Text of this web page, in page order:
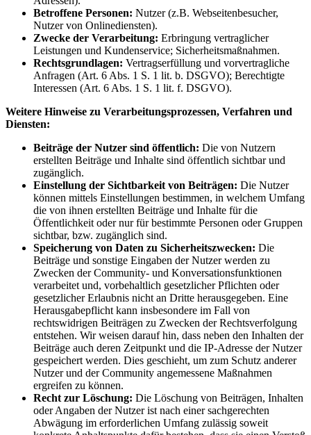
Betroffene Personen: Nutzer (z.B. Webseitenbesucher,
Nutzer von Onlinediensten).
Zwecke der Verarbeitung: Erbringung vertraglicher
Leistungen und Kundenservice; Sicherheitsmaßnahmen.
Rechtsgrundlagen: Vertragserfüllung und vorvertragliche
Anfragen (Art. 6 Abs. 1 S. 1 lit. b. DSGVO); Berechtigte
Interessen (Art. 6 Abs. 1 S. 1 lit. f. DSGVO).
Weitere Hinweise zu Verarbeitungsprozessen, Verfahren und
Diensten:
Beiträge der Nutzer sind öffentlich: Die von Nutzern
erstellten Beiträge und Inhalte sind öffentlich sichtbar und
zugänglich.
Einstellung der Sichtbarkeit von Beiträgen: Die Nutzer
können mittels Einstellungen bestimmen, in welchem Umfang
die von ihnen erstellten Beiträge und Inhalte für die
Öffentlichkeit oder nur für bestimmte Personen oder Gruppen
sichtbar, bzw. zugänglich sind.
Speicherung von Daten zu Sicherheitszwecken: Die
Beiträge und sonstige Eingaben der Nutzer werden zu
Zwecken der Community- und Konversationsfunktionen
verarbeitet und, vorbehaltlich gesetzlicher Pflichten oder
gesetzlicher Erlaubnis nicht an Dritte herausgegeben. Eine
Herausgabepflicht kann insbesondere im Fall von
rechtswidrigen Beiträgen zu Zwecken der Rechtsverfolgung
entstehen. Wir weisen darauf hin, dass neben den Inhalten der
Beiträge auch deren Zeitpunkt und die IP-Adresse der Nutzer
gespeichert werden. Dies geschieht, um zum Schutz anderer
Nutzer und der Community angemessene Maßnahmen
ergreifen zu können.
Recht zur Löschung: Die Löschung von Beiträgen, Inhalten
oder Angaben der Nutzer ist nach einer sachgerechten
Abwägung im erforderlichen Umfang zulässig soweit